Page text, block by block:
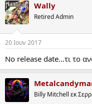
c
t
i
s
Wally
Retired Admin
20 Ιουν 2017
No release date...τι το
Billy Mitchell εκ